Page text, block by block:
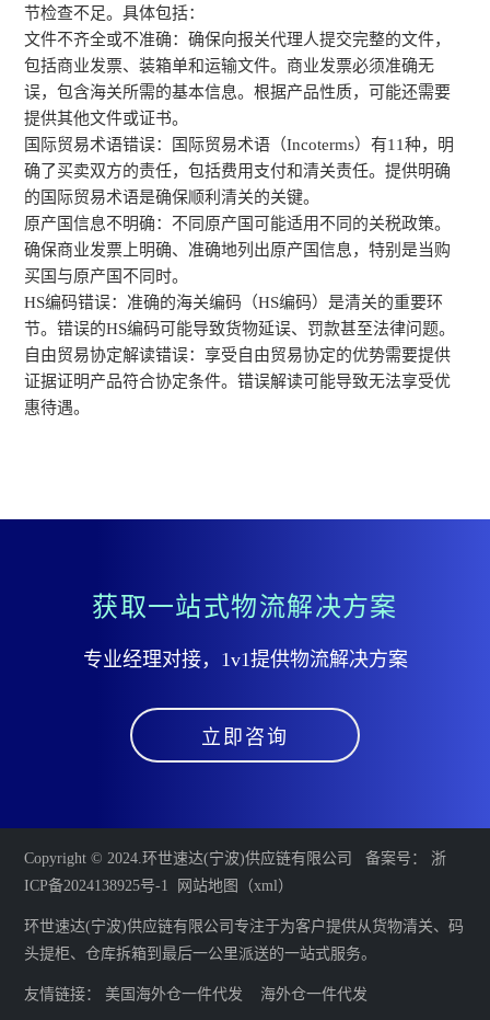
节检查不足。具体包括：
文件不齐全或不准确：确保向报关代理人提交完整的文件，
包括商业发票、装箱单和运输文件。商业发票必须准确无
误，包含海关所需的基本信息。根据产品性质，可能还需要
提供其他文件或证书。
国际贸易术语错误：国际贸易术语（Incoterms）有11种，明
确了买卖双方的责任，包括费用支付和清关责任。提供明确
的国际贸易术语是确保顺利清关的关键。
原产国信息不明确：不同原产国可能适用不同的关税政策。
确保商业发票上明确、准确地列出原产国信息，特别是当购
买国与原产国不同时。
HS编码错误：准确的海关编码（HS编码）是清关的重要环
节。错误的HS编码可能导致货物延误、罚款甚至法律问题。
自由贸易协定解读错误：享受自由贸易协定的优势需要提供
证据证明产品符合协定条件。错误解读可能导致无法享受优
惠待遇。
获取一站式物流解决方案
专业经理对接，1v1提供物流解决方案
立即咨询
Copyright © 2024.环世速达(宁波)供应链有限公司 备案号：
浙
ICP备2024138925号-1
网站地图（xml）
环世速达(宁波)供应链有限公司专注于为客户提供从货物清关、码
头提柜、仓库拆箱到最后一公里派送的一站式服务。
友情链接：美国海外仓一件代发 海外仓一件代发